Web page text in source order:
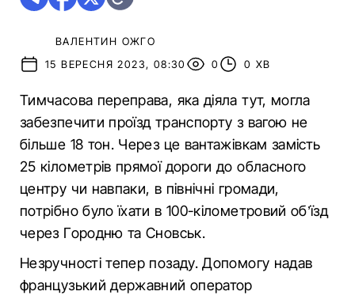
ВАЛЕНТИН ОЖГО
15 ВЕРЕСНЯ 2023, 08:30
0 0 ХВ
Тимчасова переправа, яка діяла тут, могла
забезпечити проїзд транспорту з вагою не
більше 18 тон. Через це вантажівкам замість
25 кілометрів прямої дороги до обласного
центру чи навпаки, в північні громади,
потрібно було їхати в 100-кілометровий об’їзд
через Городню та Сновськ.
Незручності тепер позаду. Допомогу надав
французький державний оператор